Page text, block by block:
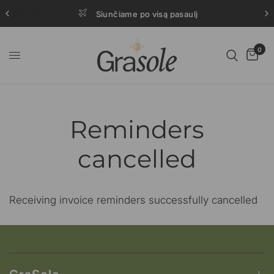
Siunčiame po visą pasaulį
0
Reminders
cancelled
Receiving invoice reminders successfully cancelled